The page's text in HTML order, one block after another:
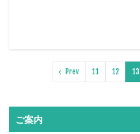
Prev 11 12 13
ご案内